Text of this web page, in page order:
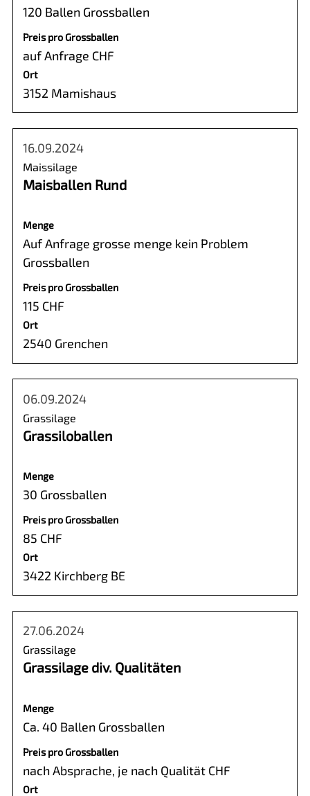
120 Ballen Grossballen
Preis pro Grossballen
auf Anfrage CHF
Ort
3152 Mamishaus
16.09.2024
Maissilage
Maisballen Rund
Menge
Auf Anfrage grosse menge kein Problem
Grossballen
Preis pro Grossballen
115 CHF
Ort
2540 Grenchen
06.09.2024
Grassilage
Grassiloballen
Menge
30 Grossballen
Preis pro Grossballen
85 CHF
Ort
3422 Kirchberg BE
27.06.2024
Grassilage
Grassilage div. Qualitäten
Menge
Ca. 40 Ballen Grossballen
Preis pro Grossballen
nach Absprache, je nach Qualität CHF
Ort